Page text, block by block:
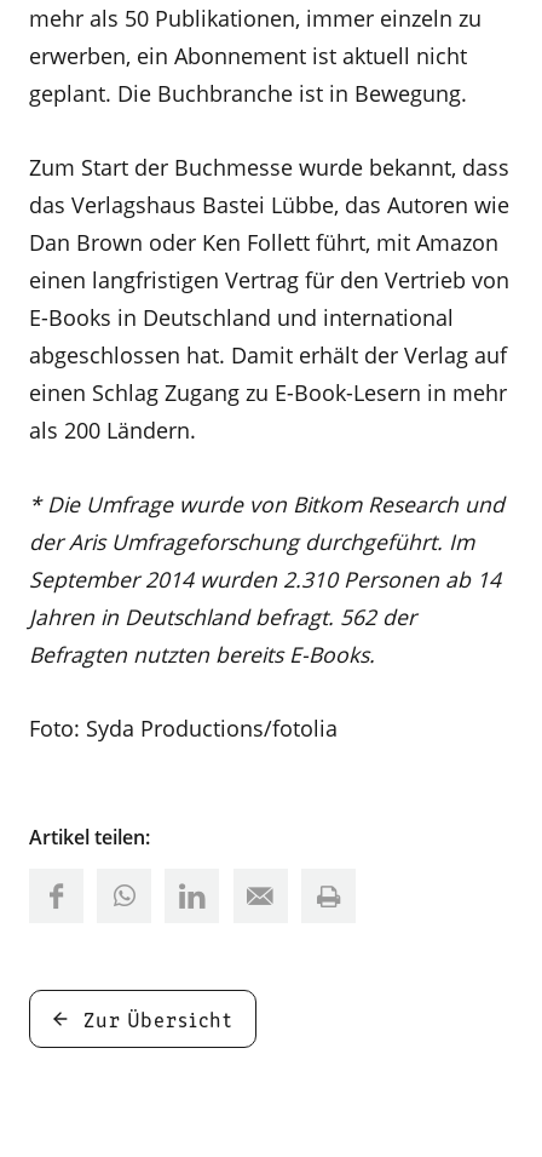
mehr als 50 Publikationen, immer einzeln zu
erwerben, ein Abonnement ist aktuell nicht
geplant. Die Buchbranche ist in Bewegung.
Zum Start der Buchmesse wurde bekannt, dass
das Verlagshaus Bastei Lübbe, das Autoren wie
Dan Brown oder Ken Follett führt, mit Amazon
einen langfristigen Vertrag für den Vertrieb von
E-Books in Deutschland und international
abgeschlossen hat. Damit erhält der Verlag auf
einen Schlag Zugang zu E-Book-Lesern in mehr
als 200 Ländern.
* Die Umfrage wurde von Bitkom Research und
der Aris Umfrageforschung durchgeführt. Im
September 2014 wurden 2.310 Personen ab 14
Jahren in Deutschland befragt. 562 der
Befragten nutzten bereits E-Books.
Foto: Syda Productions/fotolia
Artikel teilen:
Zur Übersicht